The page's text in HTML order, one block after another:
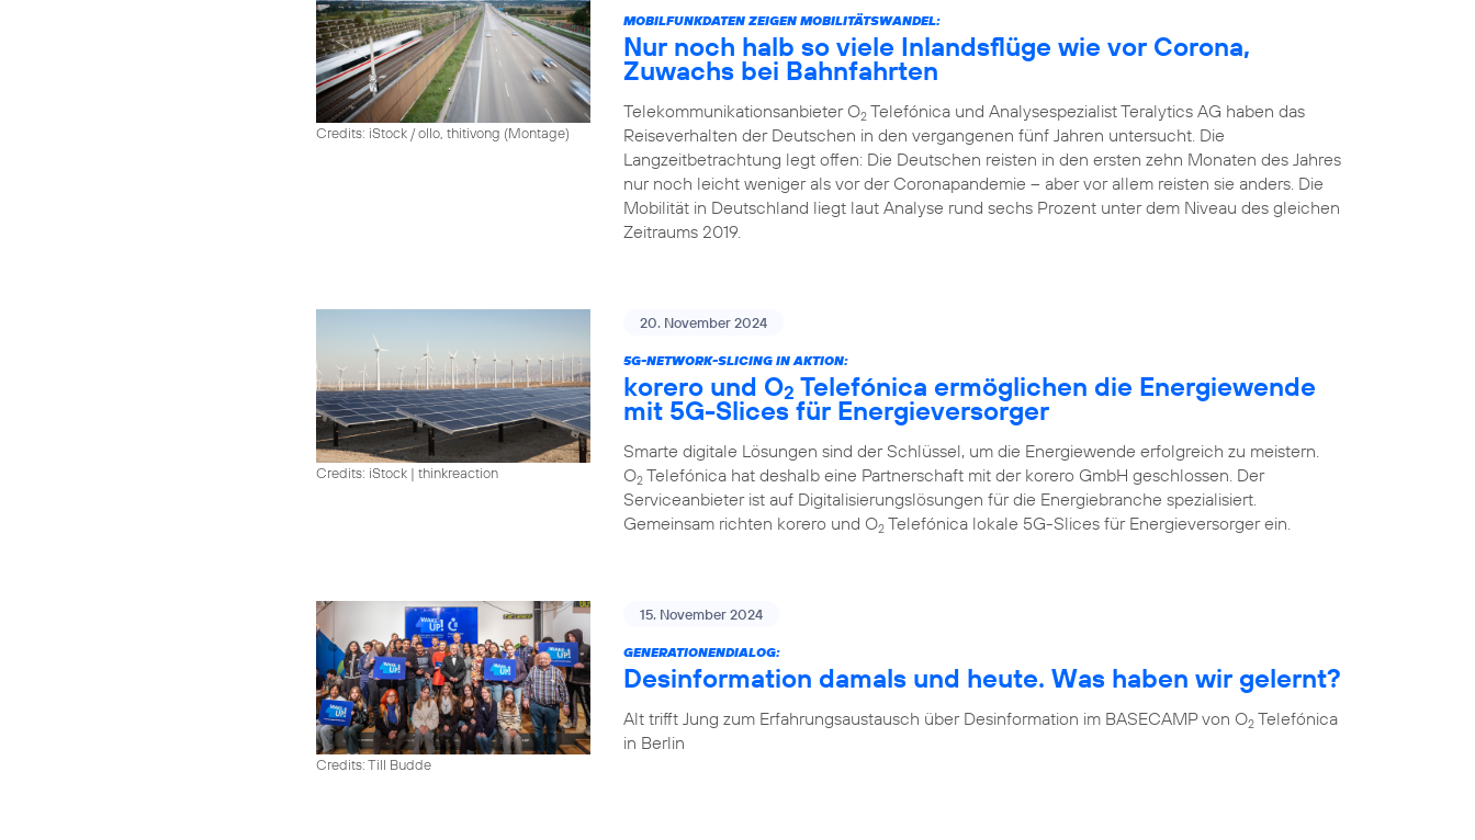
Credits: iStock / ollo, thitivong (Montage)
MOBILFUNKDATEN ZEIGEN MOBILITÄTSWANDEL:
Nur noch halb so viele Inlandsflüge wie vor Corona,
Zuwachs bei Bahnfahrten
Telekommunikationsanbieter O2 Telefónica und Analysespezialist Teralytics AG haben das
Reiseverhalten der Deutschen in den vergangenen fünf Jahren untersucht. Die
Langzeitbetrachtung legt offen: Die Deutschen reisten in den ersten zehn Monaten des Jahres
nur noch leicht weniger als vor der Coronapandemie – aber vor allem reisten sie anders. Die
Mobilität in Deutschland liegt laut Analyse rund sechs Prozent unter dem Niveau des gleichen
Zeitraums 2019.
Credits: iStock | thinkreaction
20. November 2024
5G-NETWORK-SLICING IN AKTION:
korero und O2 Telefónica ermöglichen die Energiewende
mit 5G-Slices für Energieversorger
Smarte digitale Lösungen sind der Schlüssel, um die Energiewende erfolgreich zu meistern.
O2 Telefónica hat deshalb eine Partnerschaft mit der korero GmbH geschlossen. Der
Serviceanbieter ist auf Digitalisierungslösungen für die Energiebranche spezialisiert.
Gemeinsam richten korero und O2 Telefónica lokale 5G-Slices für Energieversorger ein.
Credits: Till Budde
15. November 2024
GENERATIONENDIALOG:
Desinformation damals und heute. Was haben wir gelernt?
Alt trifft Jung zum Erfahrungsaustausch über Desinformation im BASECAMP von O2 Telefónica
in Berlin